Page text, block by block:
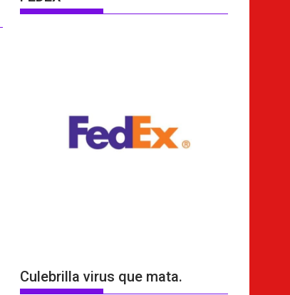
Culebrilla virus que mata.